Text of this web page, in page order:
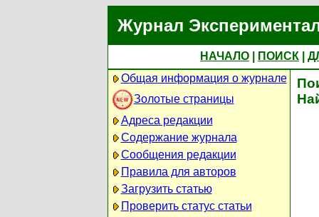
Журнал
НАЧАЛО ПОИСК
Общая информация о журнале
Золотые страницы
Адреса редакции
Содержание журнала
Сообщения редакции
Правила для авторов
Загрузить статью
Проверить статус статьи